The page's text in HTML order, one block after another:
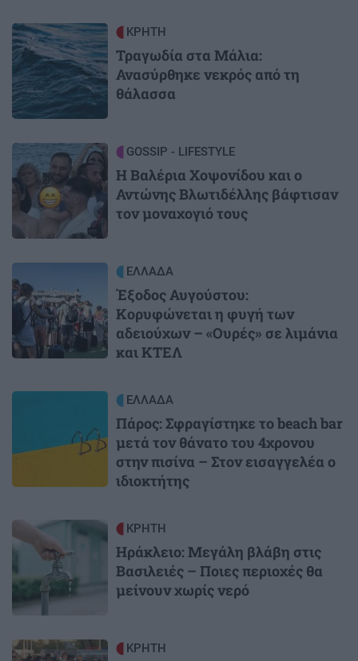
Image ΚΡΗΤΗ
Τραγωδία στα Μάλια:
Ανασύρθηκε νεκρός από τη
θάλασσα
Image GOSSIP - LIFESTYLE
Η Βαλέρια Χοψονίδου και ο
Αντώνης Βλωτιδέλλης βάφτισαν
τον μοναχογιό τους
ΕΛΛΑΔΑ
Έξοδος Αυγούστου:
Κορυφώνεται η φυγή των
αδειούχων – «Ουρές» σε λιμάνια
και ΚΤΕΛ
ΕΛΛΑΔΑ
Πάρος: Σφραγίστηκε το beach bar
μετά τον θάνατο του 4χρονου
στην πισίνα – Στον εισαγγελέα ο
ιδιοκτήτης
Image ΚΡΗΤΗ
Ηράκλειο: Μεγάλη βλάβη στις
Βασιλειές – Ποιες περιοχές θα
μείνουν χωρίς νερό
Image ΚΡΗΤΗ